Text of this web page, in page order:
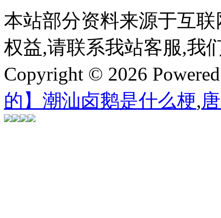
本站部分资料来源于互
权益,请联系我站客服,我
Copyright © 2026
的】潮汕卤鹅是什么梗,